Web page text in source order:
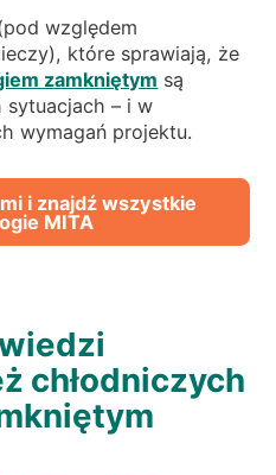
względem
które sprawiają, że
zamkniętym są
sytuacjach – i w
wymagań projektu.
i znajdź wszystkie
MITA
chłodniczych